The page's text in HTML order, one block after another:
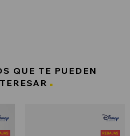
QUE TE PUEDEN